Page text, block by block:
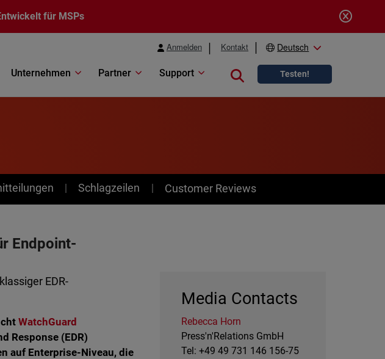
für MSPs
Anmelden Kontakt Deutsch
Unternehmen Partner Support Close search
Testen!
Schlagzeilen Customer Reviews
Endpoint-
EDR-
WatchGuard
Response (EDR)
auf Enterprise-Niveau, die
Media Contacts
Rebecca Horn
Press'n'Relations GmbH
Tel: +49 49 731 146 156-75